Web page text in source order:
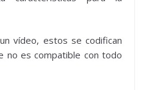
vídeo, estos se codifican
no es compatible con todo